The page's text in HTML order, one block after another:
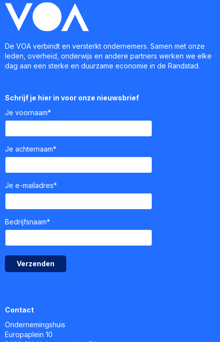
De VOA verbindt en versterkt ondernemers. Samen met onze
leden, overheid, onderwijs en andere partners werken we elke
dag aan een sterke en duurzame economie in de Randstad.
Schrijf je hier in voor onze nieuwsbrief
Je voornaam*
Je achternaam*
Je e-mailadres*
Bedrijfsnaam*
Verzenden
Contact
Ondernemingshuis
Europaplein 10